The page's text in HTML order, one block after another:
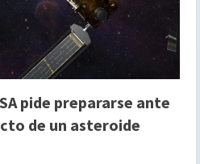
pide prepararse ante
de un asteroide